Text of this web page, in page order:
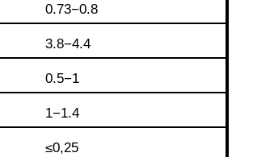
0.73−0.8
3.8−4.4
0.5−1
1−1.4
≤0,25